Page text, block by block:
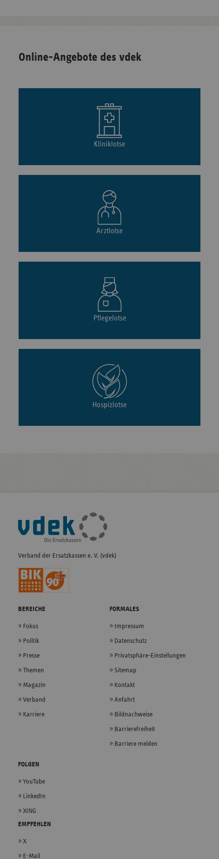
Online-Angebote des vdek
Kliniklotse
Arztlotse
Pflegelotse
Hospizlotse
Fußleisten-
Navigation
Verband der Ersatzkassen e. V. (vdek)
BEREICHE
Fokus
Politik
Presse
Themen
Magazin
Verband
Karriere
FORMALES
Impressum
Datenschutz
Privatsphäre-Einstellungen
Sitemap
Kontakt
Anfahrt
Bildnachweise
Barrierefreiheit
Barriere melden
FOLGEN
YouTube
LinkedIn
XING
EMPFEHLEN
X
E-Mail